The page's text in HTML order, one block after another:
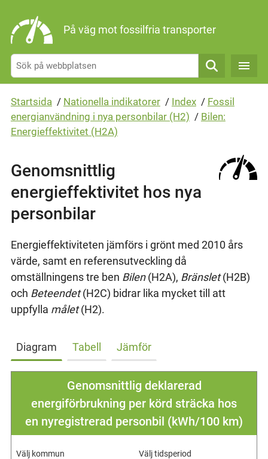
På väg mot fossilfria transporter
Sök
Startsida / Nationella indikatorer / Index / Fossil
energianvändning i nya personbilar (H2) / Bilen:
Energieffektivitet (H2A)
Genomsnittlig
energieffektivitet hos nya
personbilar
Energieffektiviteten jämförs i grönt med 2010 års
värde, samt en referensutveckling då
omställningens tre ben Bilen(H2A), Bränslet(H2B)
och Beteendet(H2C) bidrar lika mycket till att
uppfylla målet(H2).
Diagram Tabell Jämför
Genomsnittlig deklarerad
energiförbrukning per körd sträcka hos
en nyregistrerad personbil (kWh/100 km)
Välj kommun Välj tidsperiod